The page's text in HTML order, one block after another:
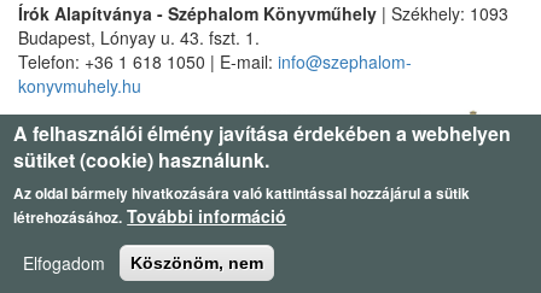
Írók Alapítványa - Széphalom Könyvműhely | Székhely: 1093
Budapest, Lónyay u. 43. fszt. 1.
Telefon: +36 1 618 1050 | E-mail: info@szephalom-
konyvmuhely.hu
A felhasználói élmény javítása érdekében a webhelyen
sütiket (cookie) használunk.
Az oldal bármely hivatkozására való kattintással hozzájárul a sütik
létrehozásához. További információ
Elfogadom
Köszönöm, nem